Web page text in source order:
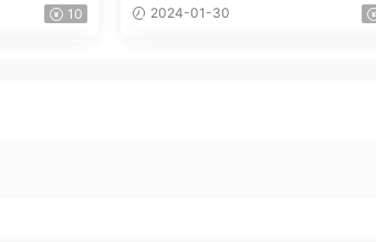
10 2024-01-30